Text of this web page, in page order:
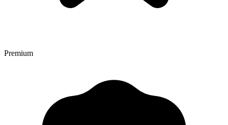
Premium